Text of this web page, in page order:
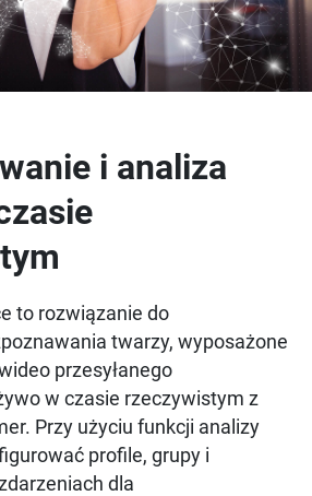
i analiza
to rozwiązanie do
twarzy, wyposażone
przesyłanego
w czasie rzeczywistym z
Przy użyciu funkcji analizy
profile, grupy i
dla